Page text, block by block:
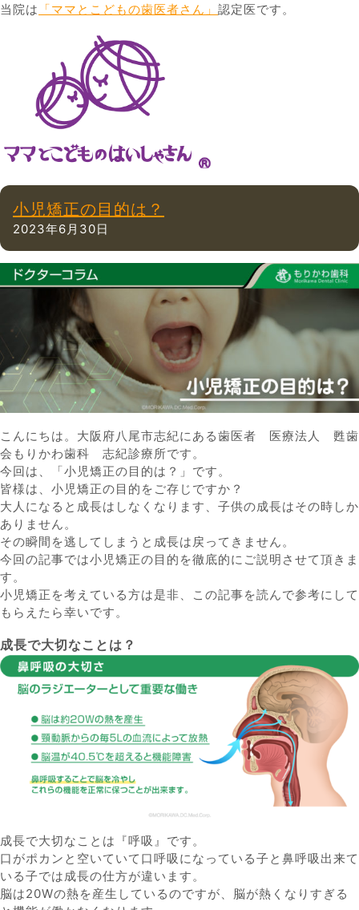
当院は 「ママとこどもの歯医者さん」 認定医です。
小児矯正の目的は？
2023年6月30日
こんにちは。大阪府八尾市志紀にある歯医者 医療法人 甦歯
会もりかわ歯科 志紀診療所です。
今回は、「小児矯正の目的は？」です。
皆様は、小児矯正の目的をご存じですか？
大人になると成長はしなくなります、子供の成長はその時しか
ありません。
その瞬間を逃してしまうと成長は戻ってきません。
今回の記事では小児矯正の目的を徹底的にご説明させて頂きま
す。
小児矯正を考えている方は是非、この記事を読んで参考にして
もらえたら幸いです。
成長で大切なことは？
成長で大切なことは『呼吸』です。
口がポカンと空いていて口呼吸になっている子と鼻呼吸出来て
いる子では成長の仕方が違います。
脳は20Wの熱を産生しているのですが、脳が熱くなりすぎる